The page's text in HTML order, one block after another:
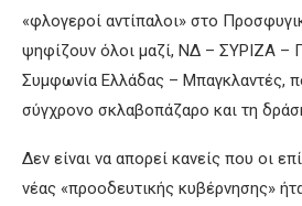
«φλογεροί αντίπαλοι» στο
ψηφίζουν όλοι μαζί, ΝΔ – ΣΥΡΙΖΑ –
Συμφωνία Ελλάδας – Μπαγκλαντές,
σύγχρονο σκλαβοπάζαρο και τη
Δεν είναι να απορεί κανείς που οι
νέας «προοδευτικής κυβέρνησης»